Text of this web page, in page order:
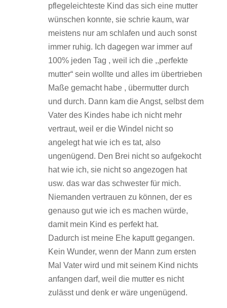
pflegeleichteste Kind das sich eine mutter
wünschen konnte, sie schrie kaum, war
meistens nur am schlafen und auch sonst
immer ruhig. Ich dagegen war immer auf
100% jeden Tag , weil ich die ,,perfekte
mutter“ sein wollte und alles im übertrieben
Maße gemacht habe , übermutter durch
und durch. Dann kam die Angst, selbst dem
Vater des Kindes habe ich nicht mehr
vertraut, weil er die Windel nicht so
angelegt hat wie ich es tat, also
ungenügend. Den Brei nicht so aufgekocht
hat wie ich, sie nicht so angezogen hat
usw. das war das schwester für mich.
Niemanden vertrauen zu können, der es
genauso gut wie ich es machen würde,
damit mein Kind es perfekt hat.
Dadurch ist meine Ehe kaputt gegangen.
Kein Wunder, wenn der Mann zum ersten
Mal Vater wird und mit seinem Kind nichts
anfangen darf, weil die mutter es nicht
zulässt und denk er wäre ungenügend.